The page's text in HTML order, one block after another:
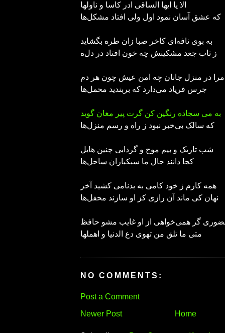
الا یا ایها الساقی ادر کاسا و ناولها
که عشق آسان نمود اول ولی افتاد مشکل‌ها
به بوی نافه‌ای کاخر صبا زان طره بگشاید
ز تاب جعد مشکینش چه خون افتاد در دل‌ه
مرا در منزل جانان چه امن عیش چون هر دم
جرس فریاد می‌دارد که بربندید محمل‌ها
به می سجاده رنگین کن گرت پیر مغان گوید
که سالک بی‌خبر نبود ز راه و رسم منزل‌ها
شب تاریک و بیم موج و گردابی چنین هایل
کجا دانند حال ما سبکباران ساحل‌ها
همه کارم ز خود کامی به بدنامی کشید آخر
نهان کی ماند آن رازی کز او سازند محفل‌ها
گر همی‌خواهی از او غایب مشو حافظ
متی ما تلق من تهوی دع الدنیا و اهملها
NO COMMENTS:
Post a Comment
Newer Post
Home